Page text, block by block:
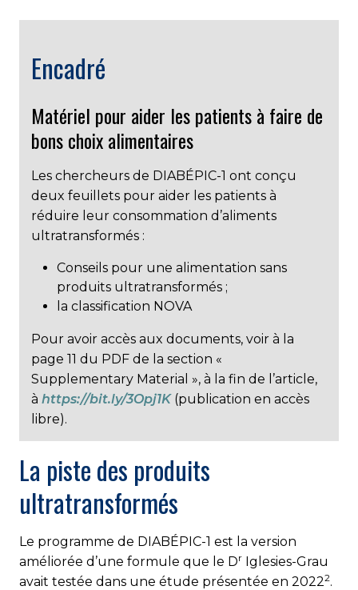
Encadré
Matériel pour aider les patients à faire de
bons choix alimentaires
Les chercheurs de DIABÉPIC-1 ont conçu
deux feuillets pour aider les patients à
réduire leur consommation d’aliments
ultratransformés :
Conseils pour une alimentation sans
produits ultratransformés ;
la classification NOVA
Pour avoir accès aux documents, voir à la
page 11 du PDF de la section «
Supplementary Material », à la fin de l’article,
à https://bit.ly/3Opj1K(publication en accès
libre).
La piste des produits
ultratransformés
Le programme de DIABÉPIC-1 est la version
améliorée d’une formule que le Dr Iglesies-Grau
avait testée dans une étude présentée en 20222.